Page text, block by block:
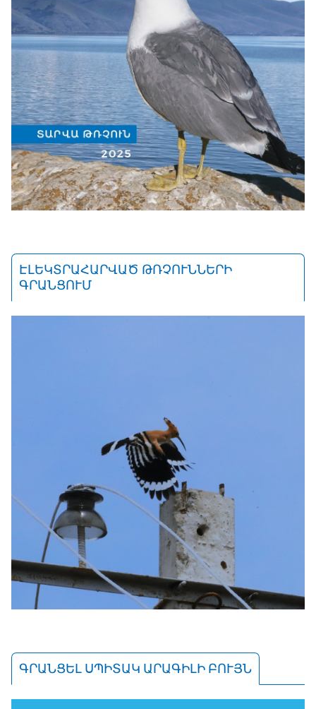
ԷԼԵԿՏՐԱՀԱՐՎԱԾ ԹՌՉՈՒՆՆԵՐԻ
ԳՐԱՆՑՈՒՄ
ԳՐԱՆՑԵԼ ՍՊԻՏԱԿ ԱՐԱԳԻԼԻ ԲՈՒՅՆ